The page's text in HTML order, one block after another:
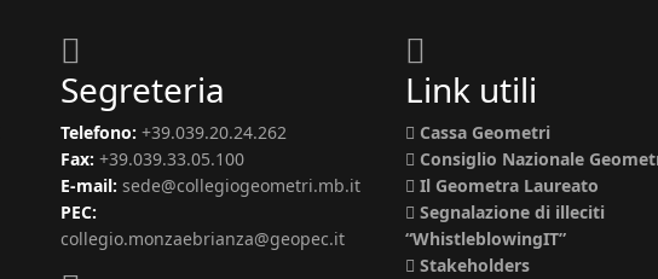
Segreteria
Telefono: +39.039.20.24.262
Fax: +39.039.33.05.100
E-mail: sede@collegiogeometri.mb.it
PEC:
collegio.monzaebrianza@geopec.it
Link utili
Cassa Geometri
Consiglio Nazionale
Il Geometra Laureato
Segnalazione di illeciti
“WhistleblowingIT”
Stakeholders